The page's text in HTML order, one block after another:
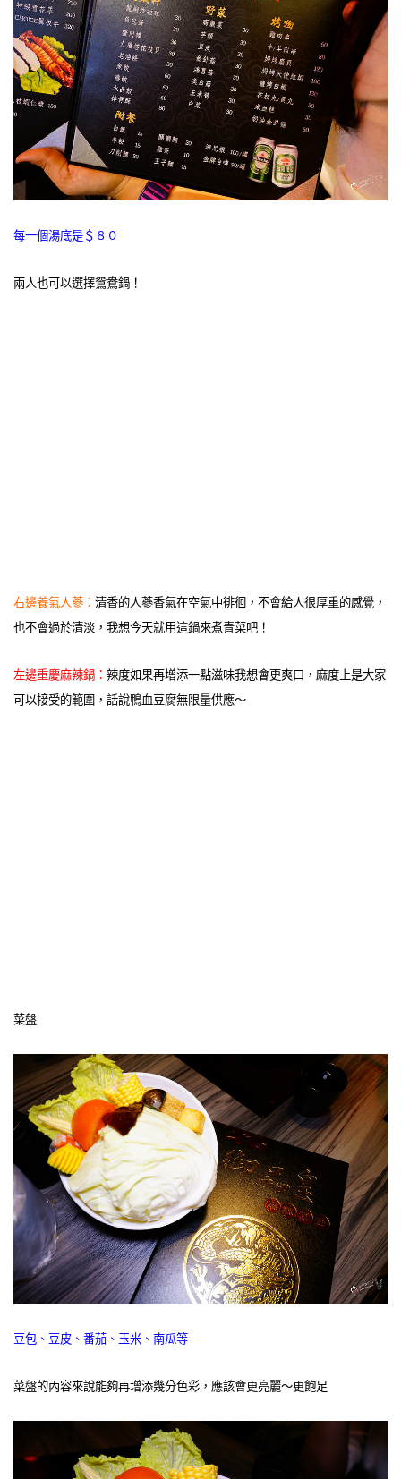
每一個湯底是＄８０
兩人也可以選擇鴛鴦鍋！
右邊養氣人蔘： 清香的人蔘香氣在空氣中徘徊，不會給人很厚重的感覺，
也不會過於清淡，我想今天就用這鍋來煮青菜吧！
左邊重慶麻辣鍋： 辣度如果再增添一點滋味我想會更爽口，麻度上是大家
可以接受的範圍，話說鴨血豆腐無限量供應～
菜盤
豆包、豆皮、番茄、玉米、南瓜等
菜盤的內容來說能夠再增添幾分色彩，應該會更亮麗～更飽足